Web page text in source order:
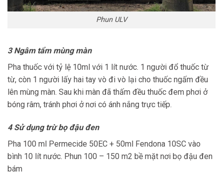
Phun ULV
3 Ngâm tẩm mùng màn
Pha thuốc với tỷ lệ 10ml với 1 lít nước. 1 người đổ thuốc từ
từ, còn 1 người lấy hai tay vò đi vò lại cho thuốc ngấm đều
lên mùng màn. Sau khi màn đã thấm đều thuốc đem phơi ở
bóng râm, tránh phơi ở nơi có ánh nắng trực tiếp.
4 Sử dụng trừ bọ đậu đen
Pha 100 ml Permecide 50EC + 50ml Fendona 10SC vào
bình 10 lít nước. Phun 100 – 150 m2 bề mặt nơi bọ đậu đen
bám